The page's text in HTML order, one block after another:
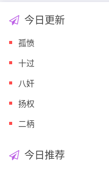
今日更新
孤愤
十过
八奸
扬权
二柄
今日推荐